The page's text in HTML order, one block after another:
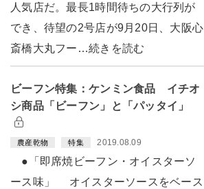
人気店だ。最長1時間待ちの大行列が
でき、待望の2号店が9月20日、大阪心
斎橋大丸フー…続きを読む
ビーフン特集：ケンミン食品 イチオ
シ商品「ビーフン」と「パッタイ」
農産乾物 特集 2019.08.09
●「即席焼ビーフン・オイスターソ
ース味」 オイスターソースをベース